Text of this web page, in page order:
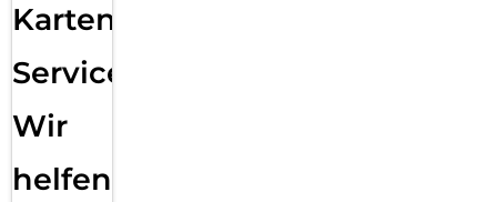
Karten
Service:
Wir
helfen